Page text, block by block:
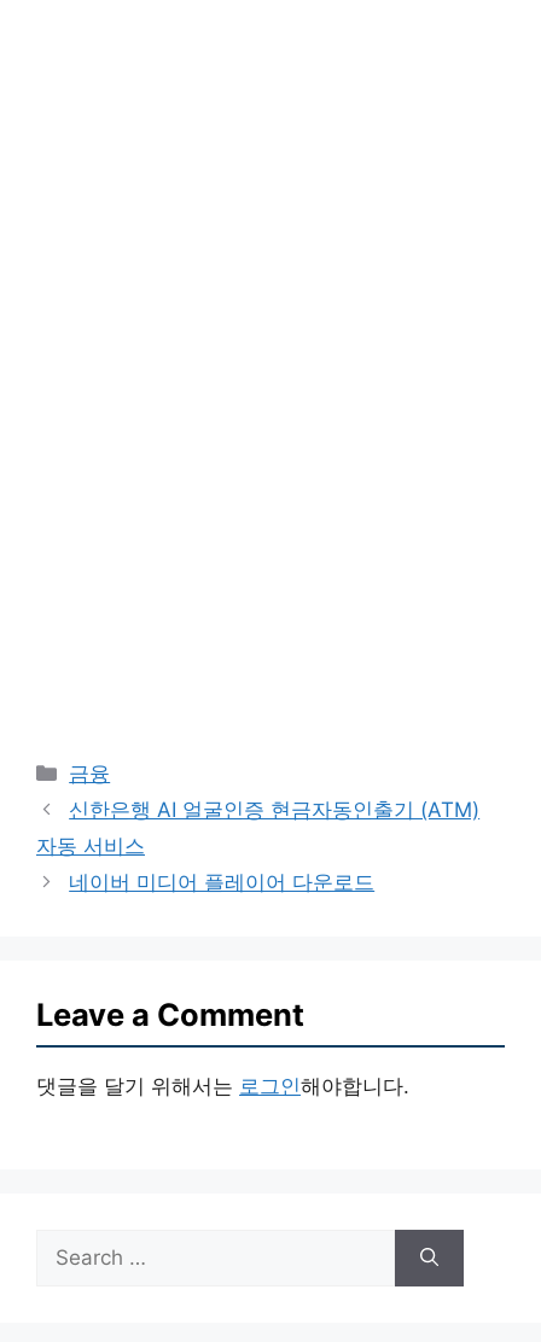
Categories
금융
신한은행 AI 얼굴인증 현금자동인출기 (ATM)
자동 서비스
네이버 미디어 플레이어 다운로드
Leave a Comment
댓글을 달기 위해서는 로그인해야합니다.
for: